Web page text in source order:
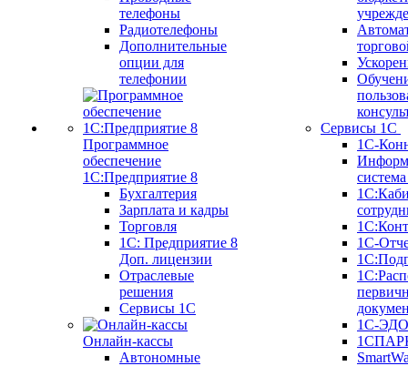
телефоны
Радиотелефоны
Дополнительные
опции для
телефонии
Программное
обеспечение
1С:Предприятие 8
Бухгалтерия
Зарплата и кадры
Торговля
1C: Предприятие 8
Доп. лицензии
Отраслевые
решения
Сервисы 1С
Онлайн-кассы
Автономные
Сервисы 1С
1С-
1С-
1С-ЭДО